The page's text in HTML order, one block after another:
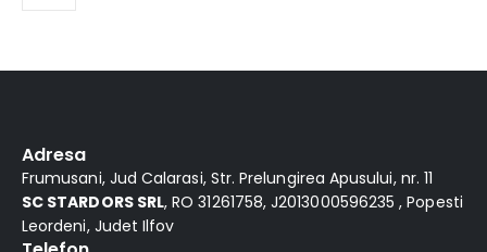
Adresa
Frumusani, Jud Calarasi, Str. Prelungirea Apusului, nr. 11
SC STARDORS SRL, RO 31261758, J2013000596235 , Popesti
Leordeni, Judet Ilfov